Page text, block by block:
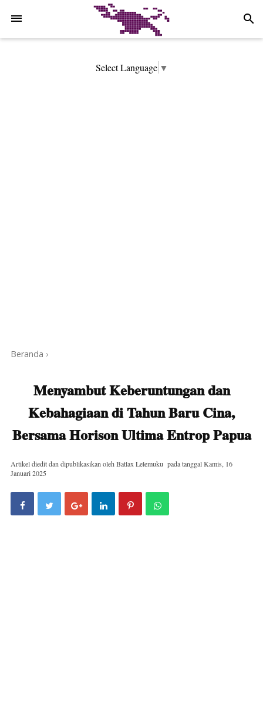
search
Select Language ▼
Beranda ›
Menyambut Keberuntungan dan
Kebahagiaan di Tahun Baru Cina,
Bersama Horison Ultima Entrop Papua
Artikel diedit dan dipublikasikan oleh Batlax Lelemuku pada tanggalKamis, 16
Januari 2025